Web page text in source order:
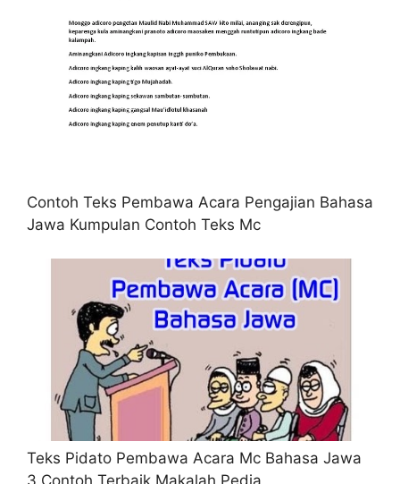
Contoh Teks Pembawa Acara Pengajian Bahasa
Jawa Kumpulan Contoh Teks Mc
Teks Pidato Pembawa Acara Mc Bahasa Jawa